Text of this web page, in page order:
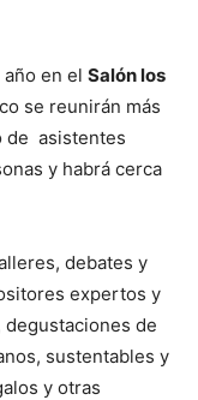
en el Salón los
se reunirán más
de asistentes
y habrá cerca
debates y
expertos y
de
sustentables y
y otras